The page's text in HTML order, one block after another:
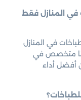
المنازل فقط
في المنازل
متخصص في
أفضل أداء